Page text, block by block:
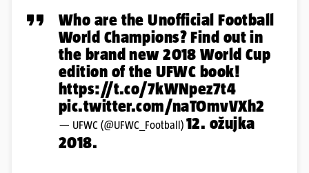
Who are the Unofficial Football
World Champions? Find out in
the brand new 2018 World Cup
edition of the UFWC book!
https://t.co/7kWNpez7t4
pic.twitter.com/naTOmvVXh2
— UFWC (@UFWC_Football) 12. ožujka
2018.